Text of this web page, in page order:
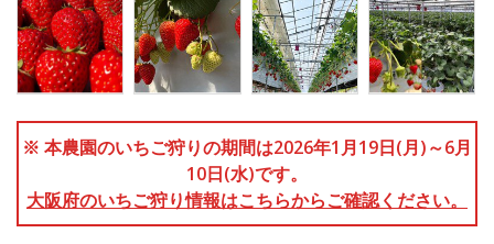
※ 本農園のいちご狩りの期間は2026年1月19日(月)～6月
10日(水)です。
大阪府のいちご狩り情報はこちらからご確認ください。